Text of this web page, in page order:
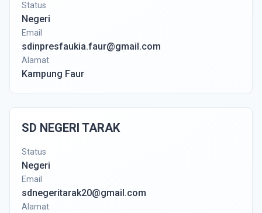
Status
Negeri
Email
sdinpresfaukia.faur@gmail.com
Alamat
Kampung Faur
SD NEGERI TARAK
Status
Negeri
Email
sdnegeritarak20@gmail.com
Alamat